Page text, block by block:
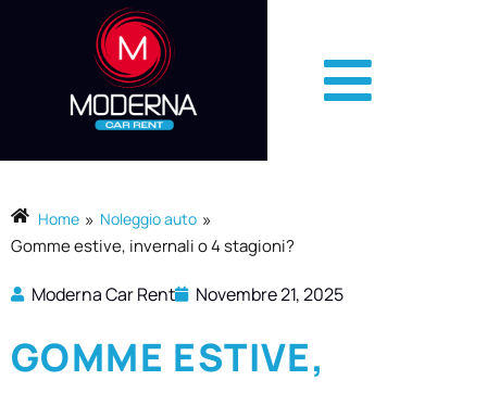
Home » Noleggio auto »
Gomme estive, invernali o 4 stagioni?
Moderna Car Rent Novembre 21, 2025
GOMME ESTIVE,